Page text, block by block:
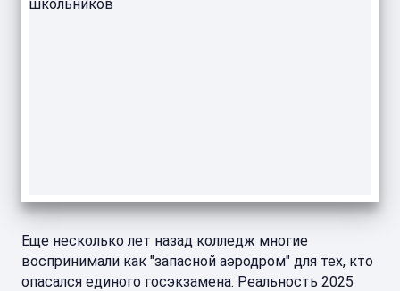
Еще несколько лет назад колледж многие
воспринимали как "запасной аэродром" для тех, кто
опасался единого госэкзамена. Реальность 2025